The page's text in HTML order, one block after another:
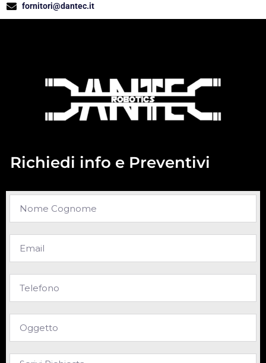
fornitori@dantec.it
Richiedi info e Preventivi